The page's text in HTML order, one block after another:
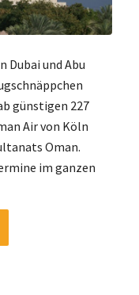
Dubai und Abu
günstigen 227
Air von Köln
Oman.
im ganzen